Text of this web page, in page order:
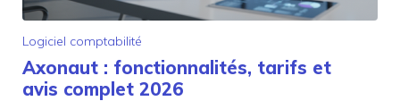
Logiciel comptabilité
Axonaut : fonctionnalités, tarifs et
avis complet 2026